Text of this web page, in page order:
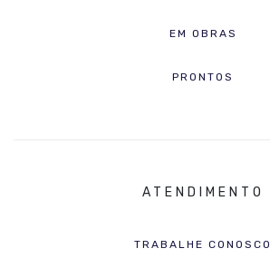
EM OBRAS
PRONTOS
ATENDIMENTO
TRABALHE CONOSCO